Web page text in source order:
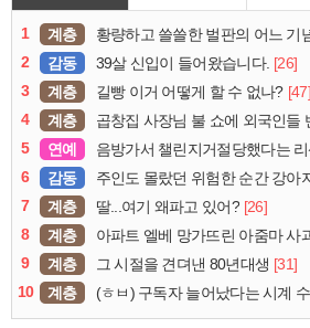
1 계층 황량하고 쓸쓸한 벌판의 어느 기
2
감동 39살 신입이 들어왔습니다. [26]
3
계층 길빵 이거 어떻게 할 수 없나? [47]
4
계층 곱창집 사장님 불 쇼에 외국인들
5
연예 음방가서 챌린지거절당했다는
6
감동 주인도 몰랐던 위험한 순간 강아
7
계층 딸...여기 왜파고 있어? [26]
8
계층 아파트 엘베 망가뜨린 아줌마 사
9
계층 그 시절을 견뎌낸 80년대생 [31]
10
계층 (ㅎㅂ) 구독자 늘어났다는 시계